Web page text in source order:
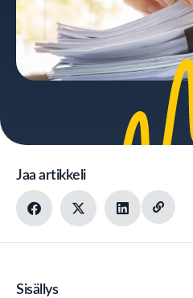
Jaa artikkeli
Sisällys